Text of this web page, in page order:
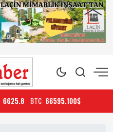
6625.8 BTC 66595.100$